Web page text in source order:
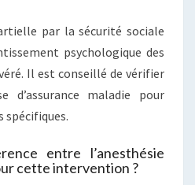
par la sécurité sociale
psychologique des
Il est conseillé de vérifier
d’assurance maladie pour
entre l’anesthésie
cette intervention ?